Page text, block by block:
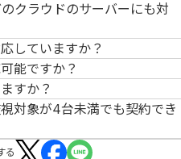
クラウドのサーバーにも対
していますか？
能ですか？
すか？
対象が4台未満でも契約でき
る